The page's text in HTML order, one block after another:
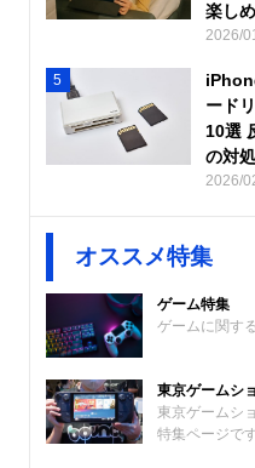
楽し
5
ード
10選
の対
オススメ特集
ゲーム特集
ゲームに関す
東京ゲームシ
東京ゲームシ
特集ページです